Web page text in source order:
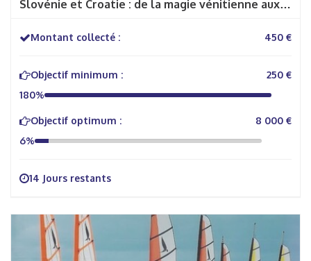
Slovénie et Croatie : de la magie vénitienne aux
Montant collecté : 450 €
Objectif minimum :
250 €
180%
Objectif optimum :
8 000 €
6%
14 Jours restants